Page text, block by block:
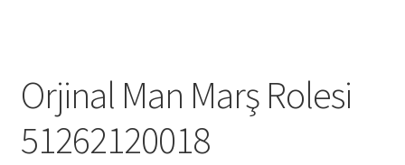
Orjinal Man Marş Rolesi
51262120018